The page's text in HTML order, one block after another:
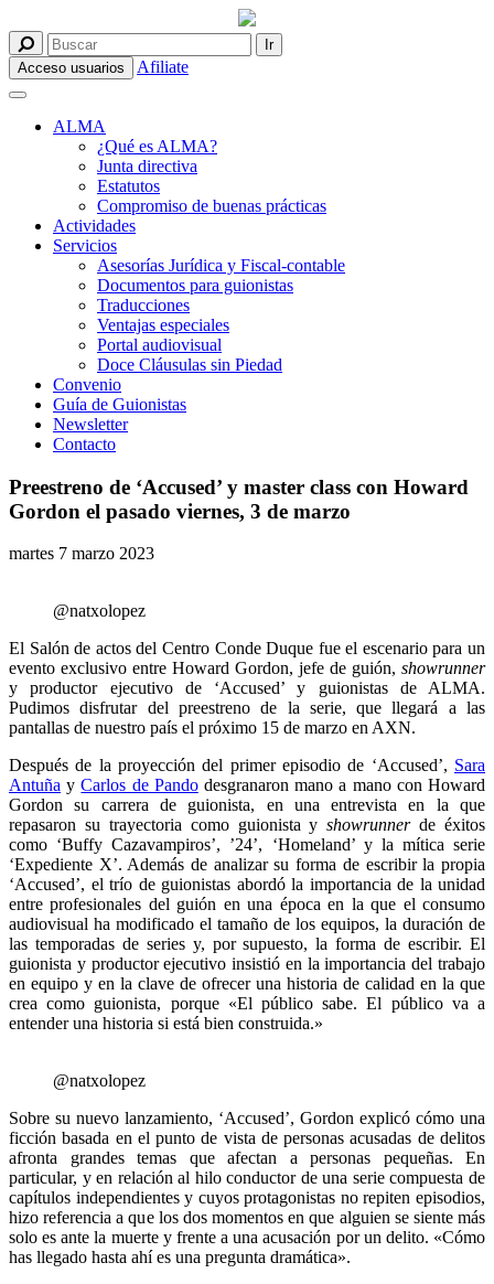
Acceso usuarios Afiliate
ALMA
¿Qué es ALMA?
Junta directiva
Estatutos
Compromiso de buenas prácticas
Actividades
Servicios
Asesorías Jurídica y Fiscal-contable
Documentos para guionistas
Traducciones
Ventajas especiales
Portal audiovisual
Doce Cláusulas sin Piedad
Convenio
Guía de Guionistas
Newsletter
Contacto
Preestreno de ‘Accused’ y master class con Howard
Gordon el pasado viernes, 3 de marzo
martes 7 marzo 2023
@natxolopez
El Salón de actos del Centro Conde Duque fue el escenario para un
evento exclusivo entre Howard Gordon, jefe de guión, showrunner
y productor ejecutivo de ‘Accused’ y guionistas de ALMA.
Pudimos disfrutar del preestreno de la serie, que llegará a las
pantallas de nuestro país el próximo 15 de marzo en AXN.
Después de la proyección del primer episodio de ‘Accused’, Sara
Antuña yCarlos de Pandodesgranaron mano a mano con Howard
Gordon su carrera de guionista, en una entrevista en la que
repasaron su trayectoria como guionista yshowrunnerde éxitos
como ‘Buffy Cazavampiros’, ’24’, ‘Homeland’ y la mítica serie
‘Expediente X’. Además de analizar su forma de escribir la propia
‘Accused’, el trío de guionistas abordó la importancia de la unidad
entre profesionales del guión en una época en la que el consumo
audiovisual ha modificado el tamaño de los equipos, la duración de
las temporadas de series y, por supuesto, la forma de escribir. El
guionista y productor ejecutivo insistió en la importancia del trabajo
en equipo y en la clave de ofrecer una historia de calidad en la que
crea como guionista, porque «El público sabe. El público va a
entender una historia si está bien construida.»
@natxolopez
Sobre su nuevo lanzamiento, ‘Accused’, Gordon explicó cómo una
ficción basada en el punto de vista de personas acusadas de delitos
afronta grandes temas que afectan a personas pequeñas. En
particular, y en relación al hilo conductor de una serie compuesta de
capítulos independientes y cuyos protagonistas no repiten episodios,
hizo referencia a que los dos momentos en que alguien se siente más
solo es ante la muerte y frente a una acusación por un delito. «Cómo
has llegado hasta ahí es una pregunta dramática».